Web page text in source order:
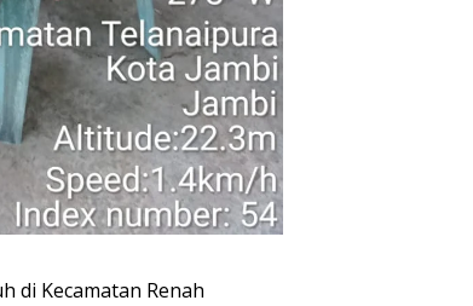
di Kecamatan Renah